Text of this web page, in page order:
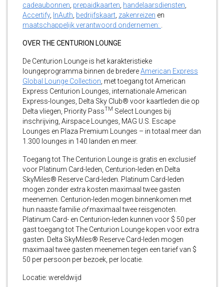
cadeaubonnen prepaidkaarten handelaarsdiensten
Accertify, InAuth bedrijfskaart zakenreizen en
maatschappelijk verantwoord ondernemen:
OVER THE CENTURION LOUNGE
De Centurion Lounge is het karakteristieke
loungeprogramma binnen de bredereAmerican Express
Global Lounge Collection , met toegang tot American
Express Centurion Lounges, internationale American
Express-lounges, Delta Sky Club® voor kaartleden die op
Delta vliegen, Priority PassTM Select Lounges bij
inschrijving, Airspace Lounges, MAG U.S. Escape
Lounges en Plaza Premium Lounges – in totaal meer dan
1.300 lounges in 140 landen en meer.
Toegang tot The Centurion Lounge is gratis en exclusief
voor Platinum Card-leden, Centurion-leden en Delta
SkyMiles® Reserve Card-leden. Platinum Card-leden
mogen zonder extra kosten maximaal twee gasten
meenemen. Centurion-leden mogen binnenkomen met
hun naaste familie ofmaximaal twee reisgenoten.
Platinum Card- en Centurion-leden kunnen voor $ 50 per
gast toegang tot The Centurion Lounge kopen voor extra
gasten. Delta SkyMiles® Reserve Card-leden mogen
maximaal twee gasten meenemen tegen een tarief van $
50 per persoon per bezoek, per locatie.
Locatie: wereldwijd